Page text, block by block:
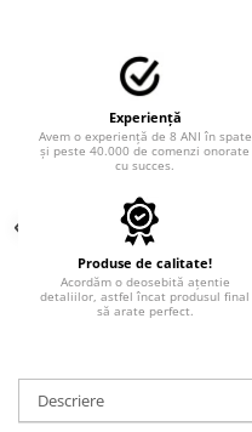
STICKERE MOTO/ATV
4X4/OFF ROAD STICKER
DIVERSE
DRIFT
PAUL WALKER STICKER
Experiență
Avem o experiență de 8 ANI în spate
și peste 40.000 de comenzi onorate
cu succes.
Produse de calitate!
Acordăm o deosebită ațentie
detaliilor, astfel încat produsul final
să arate perfect.
Descriere